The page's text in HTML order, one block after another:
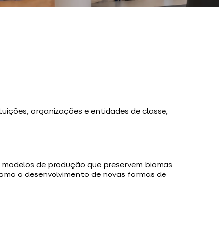
organizações e entidades de classe,
de produção que preservem biomas
o desenvolvimento de novas formas de